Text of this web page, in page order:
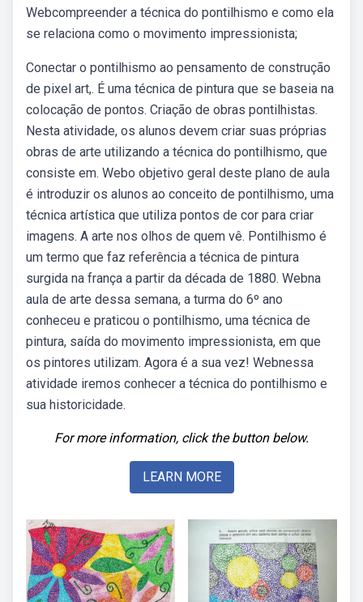
Webcompreender a técnica do pontilhismo e como ela
se relaciona como o movimento impressionista;
Conectar o pontilhismo ao pensamento de construção
de pixel art,. É uma técnica de pintura que se baseia na
colocação de pontos. Criação de obras pontilhistas.
Nesta atividade, os alunos devem criar suas próprias
obras de arte utilizando a técnica do pontilhismo, que
consiste em. Webo objetivo geral deste plano de aula
é introduzir os alunos ao conceito de pontilhismo, uma
técnica artística que utiliza pontos de cor para criar
imagens. A arte nos olhos de quem vê. Pontilhismo é
um termo que faz referência a técnica de pintura
surgida na frança a partir da década de 1880. Webna
aula de arte dessa semana, a turma do 6º ano
conheceu e praticou o pontilhismo, uma técnica de
pintura, saída do movimento impressionista, em que
os pintores utilizam. Agora é a sua vez! Webnessa
atividade iremos conhecer a técnica do pontilhismo e
sua historicidade.
For more information, click the button below.
LEARN MORE